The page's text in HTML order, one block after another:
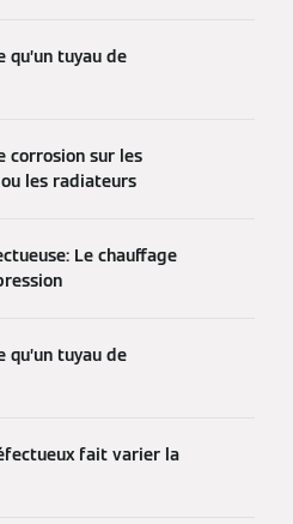
tuyau de
corrosion sur les
les radiateurs
Le chauffage
tuyau de
fait varier la